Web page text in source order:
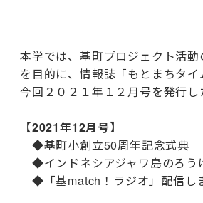
本学では、基町プロジェクト活
を目的に、情報誌「もとまちタイ
今回２０２１年１２月号を発行し
【2021年12月号】
◆基町小創立50周年記念式典
◆インドネシアジャワ島のろう
◆「基match！ラジオ」配